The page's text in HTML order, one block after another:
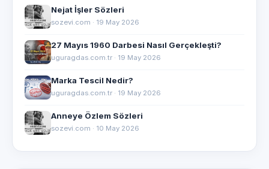
Nejat İşler Sözleri
sozevi.com · 19 May 2026
27 Mayıs 1960 Darbesi Nasıl Gerçekleşti?
uguragdas.com.tr · 19 May 2026
Marka Tescil Nedir?
uguragdas.com.tr · 19 May 2026
Anneye Özlem Sözleri
sozevi.com · 10 May 2026